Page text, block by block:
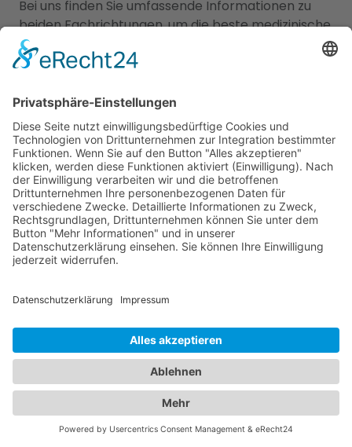
Bei uns finden Sie umfassende Informationen zu
beiden Fachrichtungen, um die beste medizinische
Versorgung für Ihre Familie in Weilheim an der
Teck sicherzustellen. Augenärzte sind spezialisiert
Vielzahl von Leistungen an, von
Routineuntersuchungen über die Behandlung von
Augenerkrankungen bis hin zu operativen
Eingriffen wie der Augenlaserbehandlung. Unsere
Augenärzte in der Region sind hochqualifiziert und
verfügen über modernste Technologie, um eine
präzise Diagnose und individuelle Behandlung für
Ihre Augenprobleme zu gewährleisten. Ein
Kinderarzt Weilheim an der Teckhingegen sind
darauf spezialisiert, die Gesundheit und das
umfassende Vorsorgeuntersuchungen, Impfungen,
Behandlung von akuten und chronischen
Erkrankungen sowie Beratung für Eltern in
verschiedenen medizinischen Bereichen an.
Unsere Kinderärzte Weilheim an der Teck sind
einfühlsam, kinderfreundlich und haben langjährige
Erfahrung in der Betreuung von Kindern aller
Altersgruppen. Unser Branchenportal bietet Ihnen